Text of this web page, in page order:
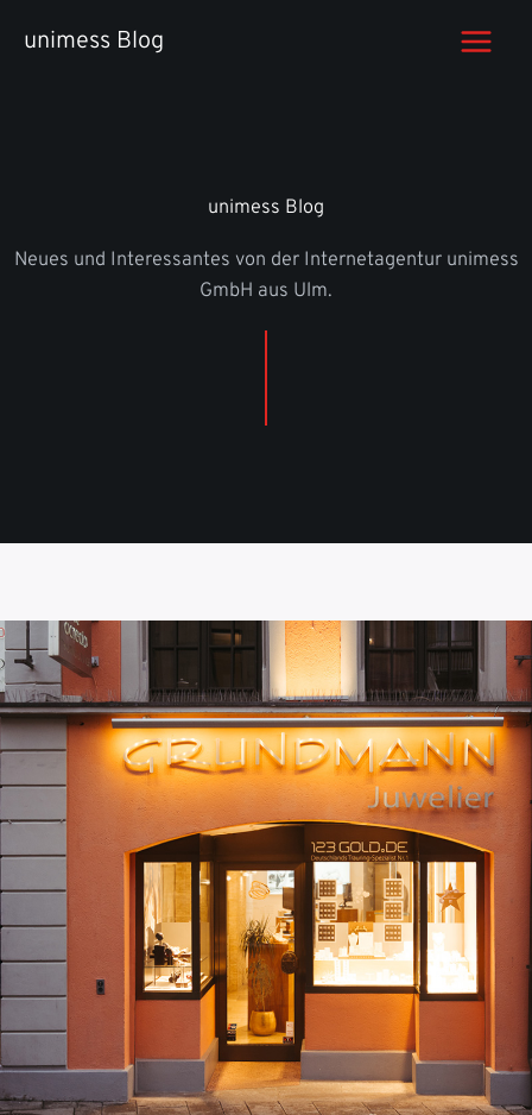
Inhaltunimess Blog
unimess Blog
Neues und Interessantes von der Internetagentur unimess
GmbH aus Ulm.
SEITE
SEITESEITESEITE